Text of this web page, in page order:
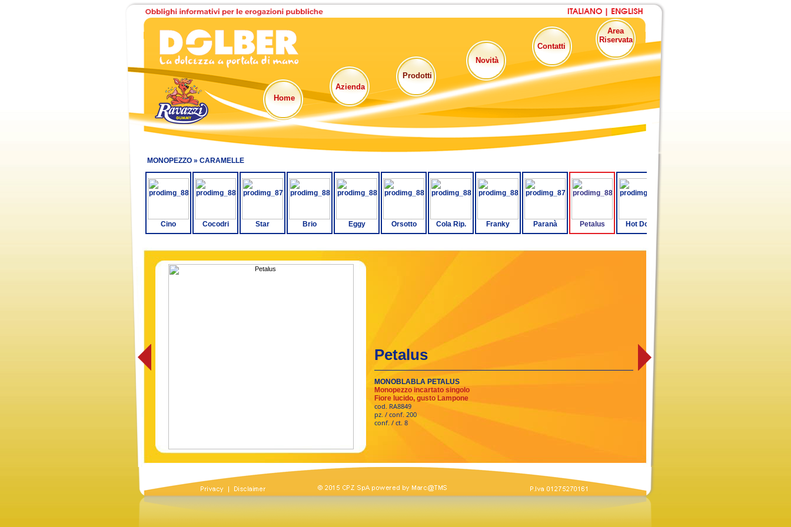
Home
Azienda
Prodotti
Novità
Contatti
Area
Riservata
MONOPEZZO » CARAMELLE
Cino Cocodri Star Brio Eggy Orsotto Cola Rip. Franky Paranà Petalus Hot Dog
Petalus
MONOBLABLA PETALUS
Monopezzo incartato singolo
Fiore lucido, gusto Lampone
cod. RA8849
pz. / conf. 200
conf. / ct. 8